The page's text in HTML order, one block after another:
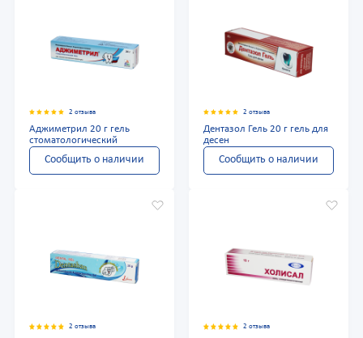
2 отзыва
Аджиметрил 20 г гель
стоматологический
Сообщить о наличии
2 отзыва
Дентазол Гель 20 г гель для
десен
Сообщить о наличии
2 отзыва 2 отзыва